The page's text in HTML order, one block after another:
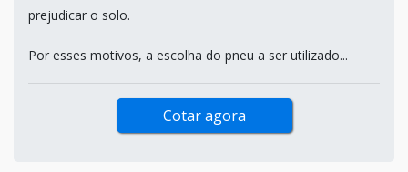
prejudicar o solo.
Por esses motivos, a escolha do pneu a ser utilizado...
Cotar agora